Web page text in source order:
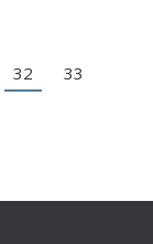
32
33